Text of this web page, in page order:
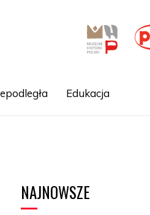
Edukacja
NAJNOWSZE